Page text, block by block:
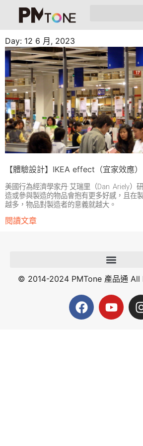
Day: 12 6 月, 2023
【體驗設計】IKEA effect（宜家效應）
美國行為經濟學家丹·艾瑞里（Dan Ariely）
造或參與製造的物品會抱有更多好感，且在
越多，物品對製造者的意義就越大。
閱讀文章
© 2014-2024 PMTone 產品通 All